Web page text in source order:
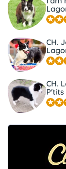
CH.
CH.
P'tits